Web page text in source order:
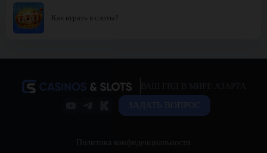
Как играть в слоты?
ЗАДАТЬ ВОПРОС
Политика конфиденциальности